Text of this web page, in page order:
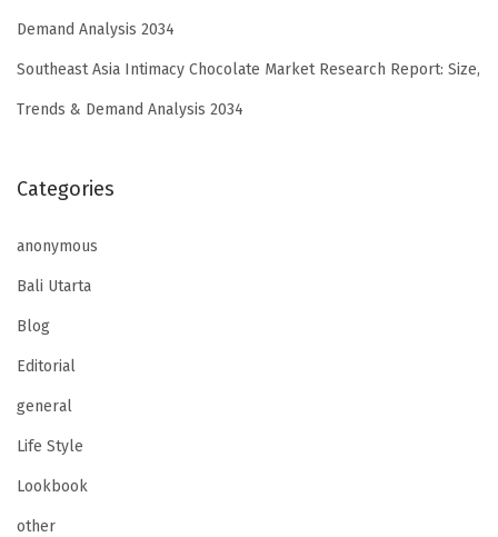
Demand Analysis 2034
Southeast Asia Intimacy Chocolate Market Research Report: Size,
Trends & Demand Analysis 2034
Categories
anonymous
Bali Utarta
Blog
Editorial
general
Life Style
Lookbook
other